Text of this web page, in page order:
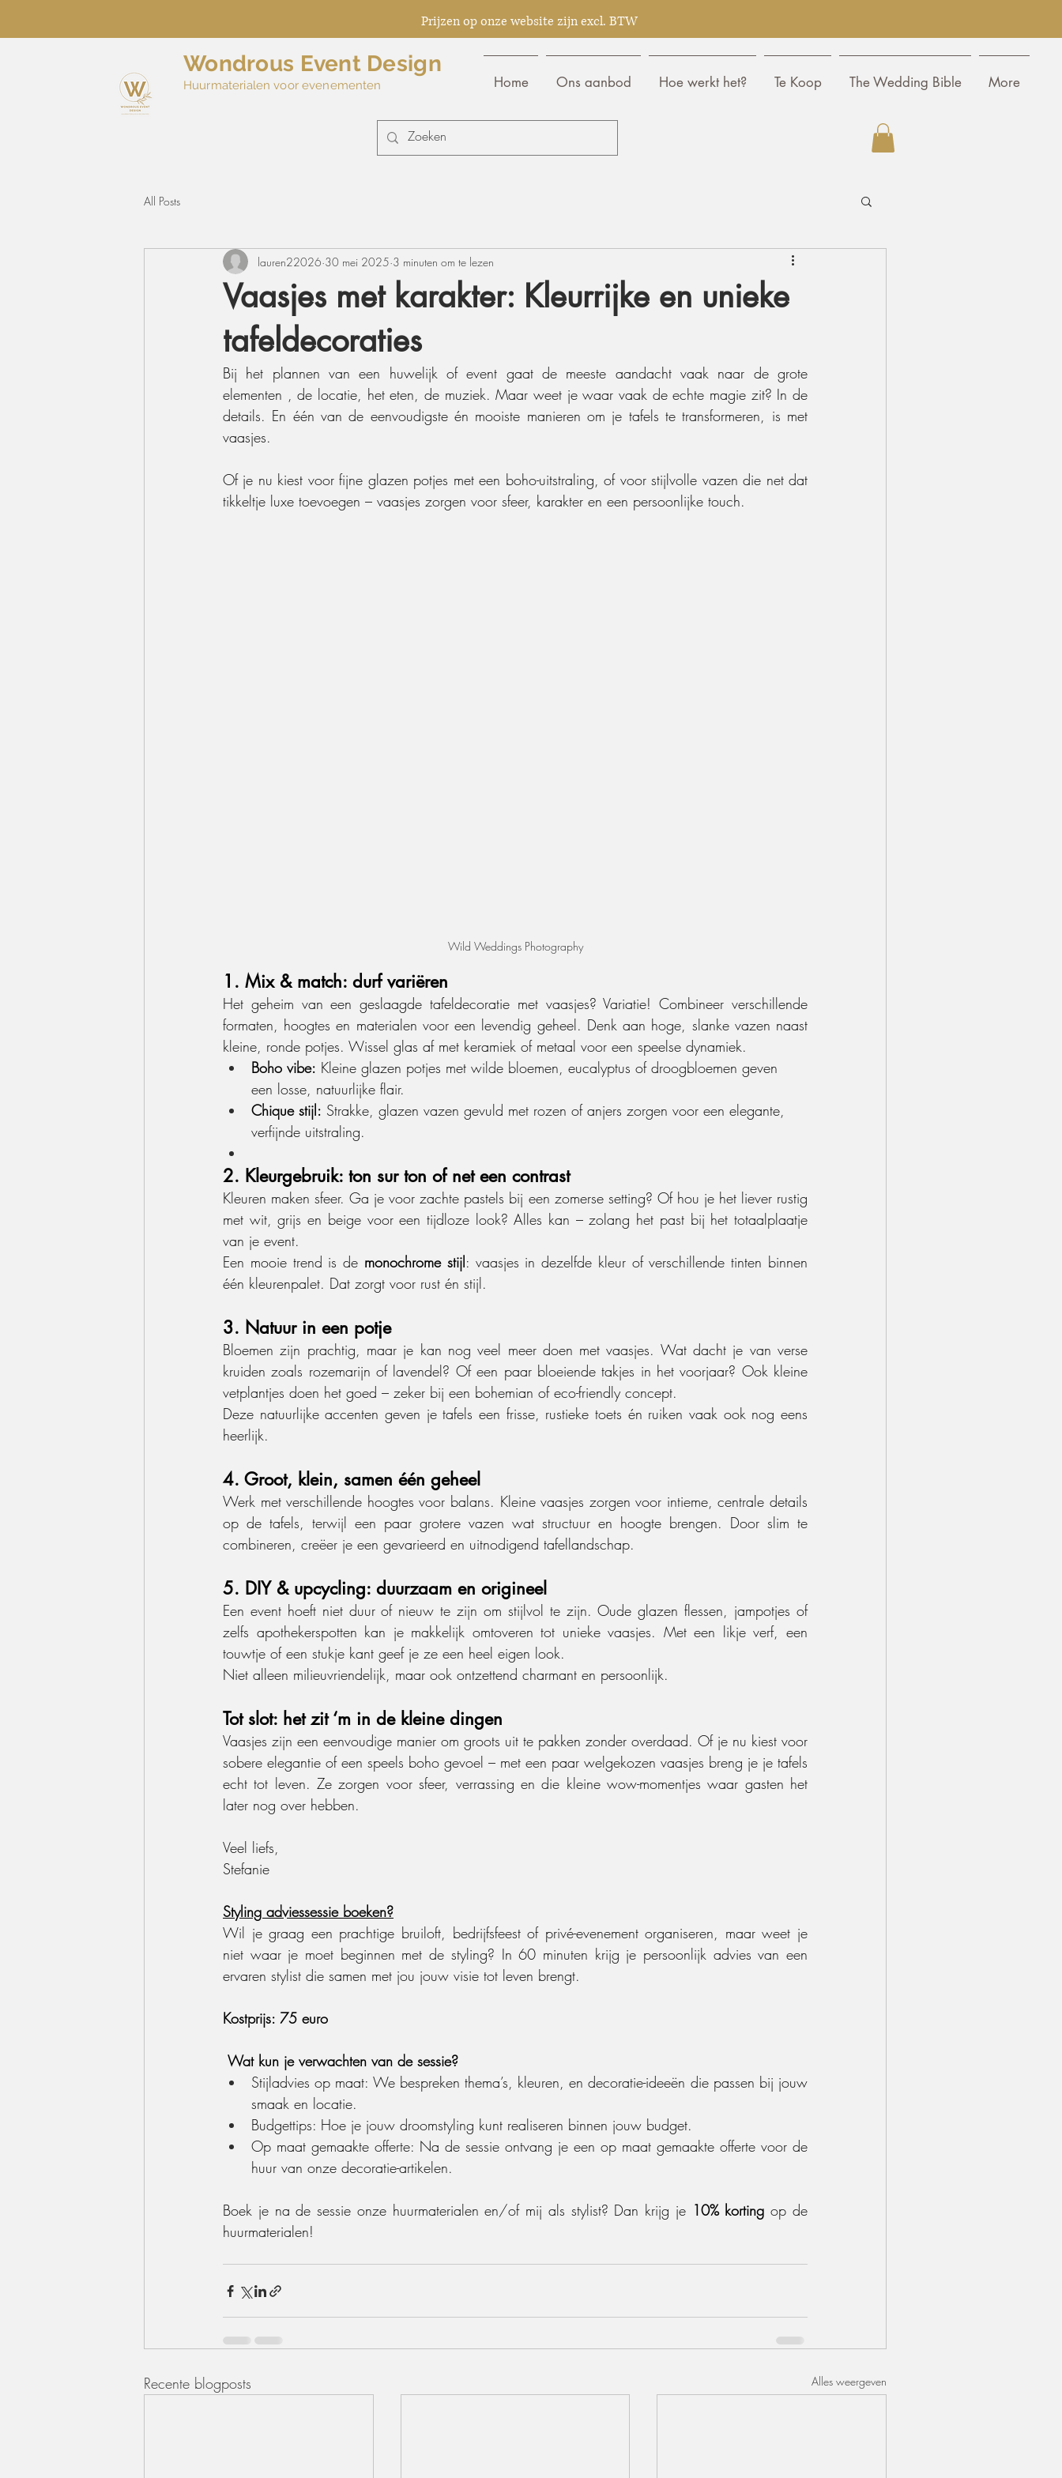
Prijzen op onze website zijn excl. BTW
Wondrous Event Design
Huurmaterialen voor evenementen Home Ons aanbod Hoe werkt het? Te Koop The Wedding Bible More
All Posts
Vaasjes met karakter: Kleurrijke en unieke
tafeldecoraties
lauren22026 30 mei 2025 3 minuten om te lezen
Bij het plannen van een huwelijk of event gaat de meeste aandacht vaak naar de grote
elementen , de locatie, het eten, de muziek. Maar weet je waar vaak de echte magie zit? In de
details. En één van de eenvoudigste én mooiste manieren om je tafels te transformeren, is met
vaasjes.
Of je nu kiest voor fijne glazen potjes met een boho-uitstraling, of voor stijlvolle vazen die net dat
tikkeltje luxe toevoegen – vaasjes zorgen voor sfeer, karakter en een persoonlijke touch.
Wild Weddings Photography
1. Mix & match: durf variëren
Het geheim van een geslaagde tafeldecoratie met vaasjes? Variatie! Combineer verschillende
formaten, hoogtes en materialen voor een levendig geheel. Denk aan hoge, slanke vazen naast
kleine, ronde potjes. Wissel glas af met keramiek of metaal voor een speelse dynamiek.
Boho vibe: Kleine glazen potjes met wilde bloemen, eucalyptus of droogbloemen geven
een losse, natuurlijke flair.
Chique stijl: Strakke, glazen vazen gevuld met rozen of anjers zorgen voor een elegante,
verfijnde uitstraling.
2. Kleurgebruik: ton sur ton of net een contrast
Kleuren maken sfeer. Ga je voor zachte pastels bij een zomerse setting? Of hou je het liever rustig
met wit, grijs en beige voor een tijdloze look? Alles kan – zolang het past bij het totaalplaatje
van je event.
Een mooie trend is de monochrome stijl: vaasjes in dezelfde kleur of verschillende tinten binnen
één kleurenpalet. Dat zorgt voor rust én stijl.
3. Natuur in een potje
Bloemen zijn prachtig, maar je kan nog veel meer doen met vaasjes. Wat dacht je van verse
kruiden zoals rozemarijn of lavendel? Of een paar bloeiende takjes in het voorjaar? Ook kleine
vetplantjes doen het goed – zeker bij een bohemian of eco-friendly concept.
Deze natuurlijke accenten geven je tafels een frisse, rustieke toets én ruiken vaak ook nog eens
heerlijk.
4. Groot, klein, samen één geheel
Werk met verschillende hoogtes voor balans. Kleine vaasjes zorgen voor intieme, centrale details
op de tafels, terwijl een paar grotere vazen wat structuur en hoogte brengen. Door slim te
combineren, creëer je een gevarieerd en uitnodigend tafellandschap.
5. DIY & upcycling: duurzaam en origineel
Een event hoeft niet duur of nieuw te zijn om stijlvol te zijn. Oude glazen flessen, jampotjes of
zelfs apothekerspotten kan je makkelijk omtoveren tot unieke vaasjes. Met een likje verf, een
touwtje of een stukje kant geef je ze een heel eigen look.
Niet alleen milieuvriendelijk, maar ook ontzettend charmant en persoonlijk.
Tot slot: het zit ‘m in de kleine dingen
Vaasjes zijn een eenvoudige manier om groots uit te pakken zonder overdaad. Of je nu kiest voor
sobere elegantie of een speels boho gevoel – met een paar welgekozen vaasjes breng je je tafels
echt tot leven. Ze zorgen voor sfeer, verrassing en die kleine wow-momentjes waar gasten het
later nog over hebben.
Veel liefs,
Stefanie
Styling adviessessie boeken?
Wil je graag een prachtige bruiloft, bedrijfsfeest of privé-evenement organiseren, maar weet je
niet waar je moet beginnen met de styling? In 60 minuten krijg je persoonlijk advies van een
ervaren stylist die samen met jou jouw visie tot leven brengt.
Kostprijs: 75 euro
Wat kun je verwachten van de sessie?
Stijladvies op maat: We bespreken thema’s, kleuren, en decoratie-ideeën die passen bij jouw
smaak en locatie.
Budgettips: Hoe je jouw droomstyling kunt realiseren binnen jouw budget.
Op maat gemaakte offerte: Na de sessie ontvang je een op maat gemaakte offerte voor de
huur van onze decoratie-artikelen.
Boek je na de sessie onze huurmaterialen en/of mij als stylist? Dan krijg je 10% korting op de
huurmaterialen!
Recente blogposts Alles weergeven